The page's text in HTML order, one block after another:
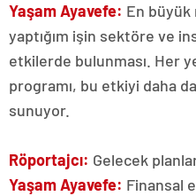
Yaşam Ayavefe: En büyük
yaptığım işin sektöre ve
etkilerde bulunması. Her
programı, bu etkiyi daha
sunuyor.
Röportajcı: Gelecek
Yaşam Ayavefe: Finansal